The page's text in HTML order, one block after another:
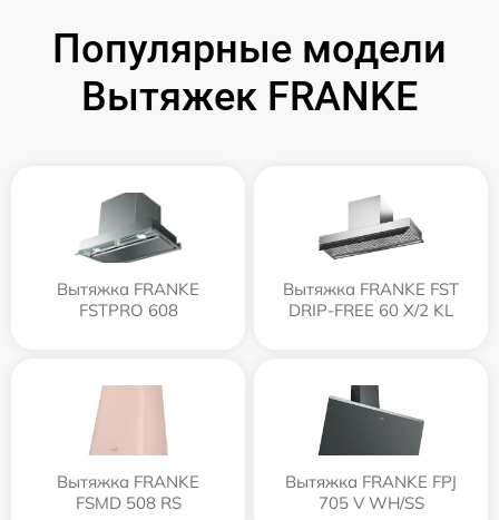
Популярные модели
Вытяжек FRANKE
Вытяжка FRANKE
FSTPRO 608
Вытяжка FRANKE FST
DRIP-FREE 60 X/2 KL
Вытяжка FRANKE
FSMD 508 RS
Вытяжка FRANKE FPJ
705 V WH/SS